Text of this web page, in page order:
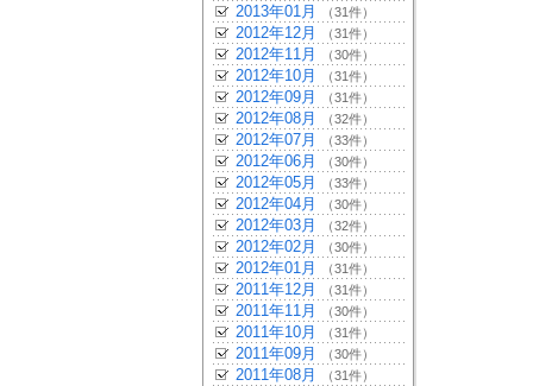
2013年01月 （31件）
2012年12月 （31件）
2012年11月 （30件）
2012年10月 （31件）
2012年09月 （31件）
2012年08月 （32件）
2012年07月 （33件）
2012年06月 （30件）
2012年05月 （33件）
2012年04月 （30件）
2012年03月 （32件）
2012年02月 （30件）
2012年01月 （31件）
2011年12月 （31件）
2011年11月 （30件）
2011年10月 （31件）
2011年09月 （30件）
2011年08月 （31件）